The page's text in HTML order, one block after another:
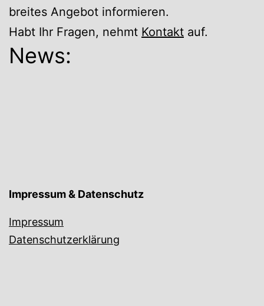
breites Angebot informieren.
Habt Ihr Fragen, nehmt Kontakt auf.
News:
Impressum & Datenschutz
Impressum
Datenschutzerklärung